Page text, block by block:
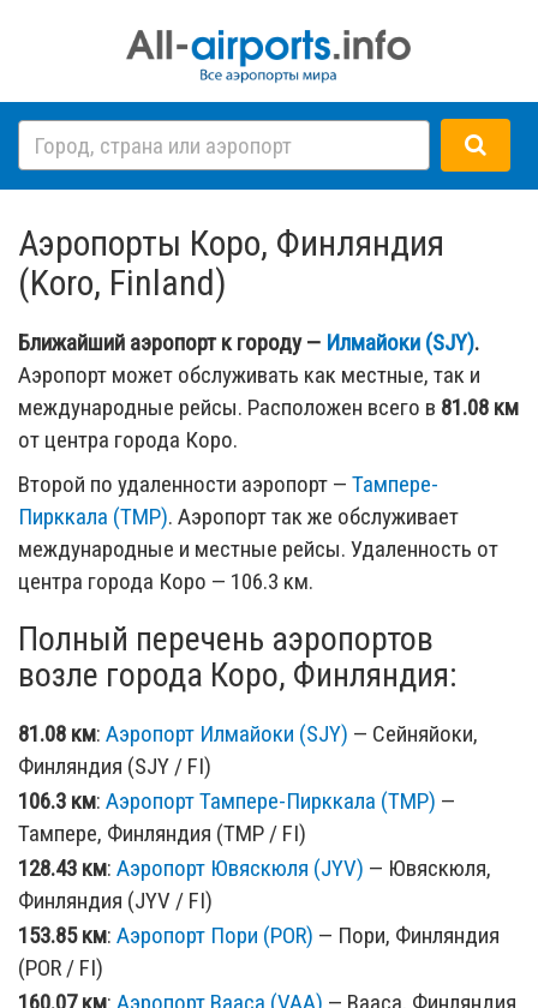
Аэропорты Коро, Финляндия
(Koro, Finland)
Ближайший аэропорт к городу — Илмайоки (SJY).
Аэропорт может обслуживать как местные, так и
международные рейсы. Расположен всего в 81.08 км
от центра города Коро.
Второй по удаленности аэропорт — Тампере-
Пирккала (TMP). Аэропорт так же обслуживает
международные и местные рейсы. Удаленность от
центра города Коро — 106.3 км.
Полный перечень аэропортов
возле города Коро, Финляндия:
81.08 км: Аэропорт Илмайоки (SJY) — Сейняйоки,
Финляндия (SJY / FI)
106.3 км: Аэропорт Тампере-Пирккала (TMP) —
Тампере, Финляндия (TMP / FI)
128.43 км: Аэропорт Ювяскюля (JYV) — Ювяскюля,
Финляндия (JYV / FI)
153.85 км: Аэропорт Пори (POR) — Пори, Финляндия
(POR / FI)
160.07 км: Аэропорт Вааса (VAA) — Вааса, Финляндия